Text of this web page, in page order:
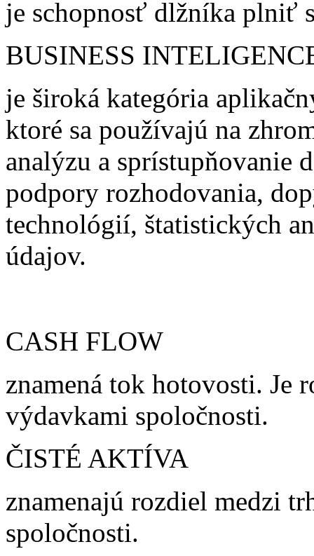
je schopnosť dlžníka plniť
BUSINESS
je široká kategória
ktoré sa používajú na
analýzu a sprístupňovanie
podpory rozhodovania,
technológií, štatistických
údajov.
CASH FLOW
znamená tok hotovosti. Je
výdavkami spoločnosti.
ČISTÉ AKTÍVA
znamenajú rozdiel medzi
spoločnosti.